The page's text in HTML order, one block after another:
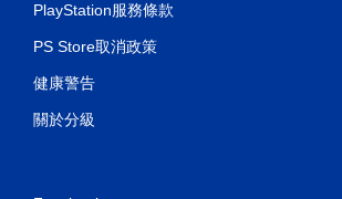
PlayStation服務條款
PS Store取消政策
健康警告
關於分級